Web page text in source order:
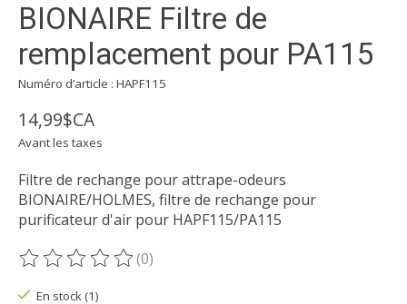
BIONAIRE Filtre de
remplacement pour PA115
Numéro d’article : HAPF115
14,99$CA
Avant les taxes
Filtre de rechange pour attrape-odeurs
BIONAIRE/HOLMES, filtre de rechange pour
purificateur d'air pour HAPF115/PA115
Ce produit est évalué à
(0)
En stock (1)